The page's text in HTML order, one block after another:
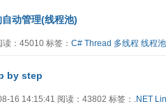
动管理(线程池)
：45010 标签： C# Thread 多线程 线程池
by step
16 14:15:41 阅读：43802 标签： .NET